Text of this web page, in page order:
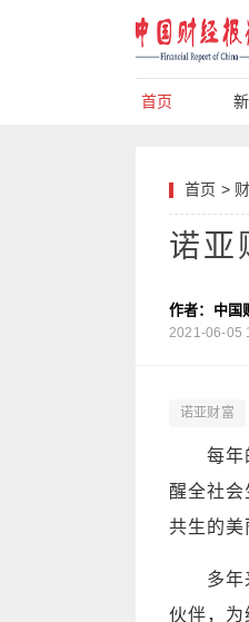
首页
首页 >
诺亚
作者：中国
2021-06-05
诺亚财富
每年的
醒全社
共生的美
多年来
伙伴，